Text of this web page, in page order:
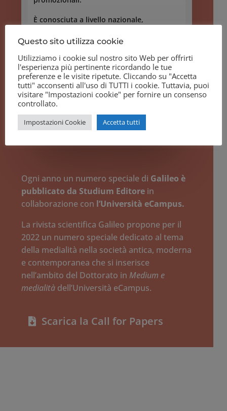
È conosciuta a livello nazionale,
delle riviste scientifiche ai fini
dell’Abilitazione Scientifica Nazionale per
le aree CUN 08 e 11. Attualmente è on
line, è ospitata nel sito del Collegio degli
Ingegneri di Padova ed è consultabile e
scaricabile gratuitamente in formato .pdf.
Ogni anno un numero speciale di Galileo è
pubblicato da Studium Editore in
collaborazione con l’Università eCampus.
La rivista scientifica Galileo propone per il
2022 un numero speciale dedicato al tema
della medialità nella società antica, moderna
e contemporanea che si inserisce
nell’ambito del Dottorato inMedium e
medialità dell’Università eCampus.
Scarica la Call for Papers
Questo sito utilizza cookie
Utilizziamo i cookie sul nostro sito Web per offrirti
l'esperienza più pertinente ricordando le tue
preferenze e le visite ripetute. Cliccando su "Accetta
tutti" acconsenti all'uso di TUTTI i cookie. Tuttavia, puoi
visitare "Impostazioni cookie" per fornire un consenso
controllato.
Impostazioni Cookie Accetta tutti